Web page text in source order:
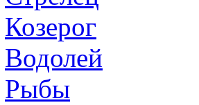
Козерог
Водолей
Рыбы